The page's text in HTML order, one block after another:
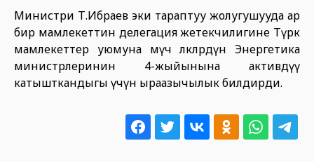
Министри Т.Ибраев эки тараптуу жолугушууда ар
бир мамлекеттин делегация жетекчилигине Түрк
мамлекеттер уюмуна мүчө өлкөлөрдүн Энергетика
министрлеринин 4-жыйынына активдүү
катышткандыгы үчүн ыраазычылык билдирди.